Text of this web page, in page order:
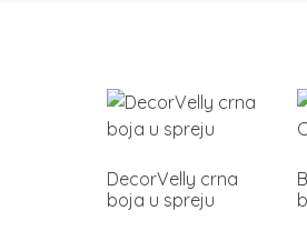
DecorVelly crna
boja u spreju